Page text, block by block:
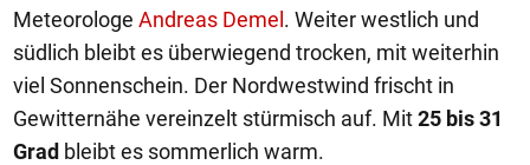
Meteorologe Andreas Demel . Weiter westlich und
südlich bleibt es überwiegend trocken, mit weiterhin
viel Sonnenschein. Der Nordwestwind frischt in
Gewitternähe vereinzelt stürmisch auf. Mit25 bis 31
Grad bleibt es sommerlich warm.